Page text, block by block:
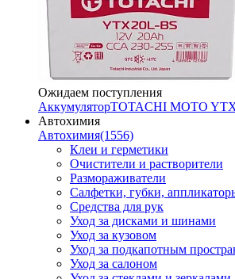
Ожидаем поступления
АккумуляторTOTACHI MOTO
Автохимия
Автохимия(1556)
Клеи и герметики
Очистители и растворители
Размораживатели
Салфетки, губки,
Средства для рук
Уход за дисками и шинами
Уход за кузовом
Уход за подкапотным
Уход за салоном